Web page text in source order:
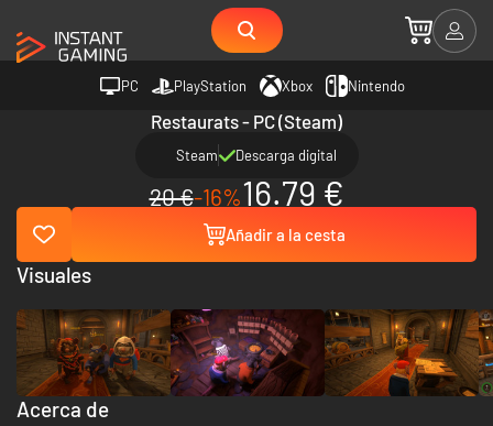
PC PlayStation Xbox Nintendo
Restaurats - PC (Steam)
Steam Descarga digital
20 €-16%16.79 €
Añadir a la cesta
Acerca de
Visuales